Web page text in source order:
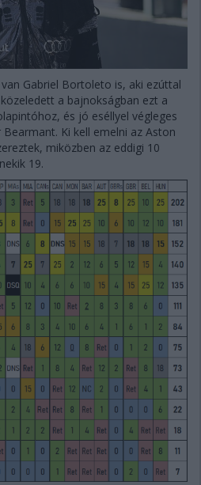
Gabriel Bortoleto is, aki ezúttal
a bajnokságban ezt a
és jó eséllyel végleges
Ki kell emelni az Aston
miközben az eddigi 10
19.